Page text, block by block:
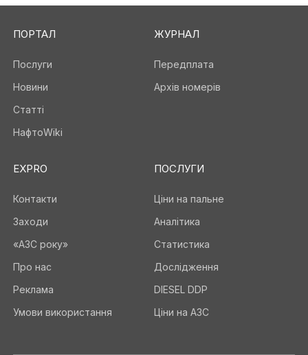
ПОРТАЛ
Послуги
Новини
Статті
НафтоWiki
ЖУРНАЛ
Передплата
Архів номерів
EXPRO
Контакти
Заходи
«АЗС року»
Про нас
Реклама
Умови використання
ПОСЛУГИ
Ціни на пальне
Аналітика
Статистика
Дослідження
DIESEL DDP
Ціни на АЗС